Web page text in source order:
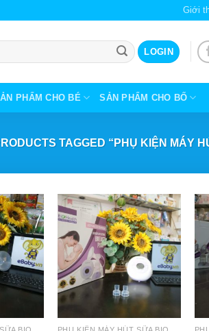
Giới
LOGIN
PHẨM CHO BÉ SẢN PHẨM CHO BỐ
TAGGED “PHỤ KIỆN MÁY